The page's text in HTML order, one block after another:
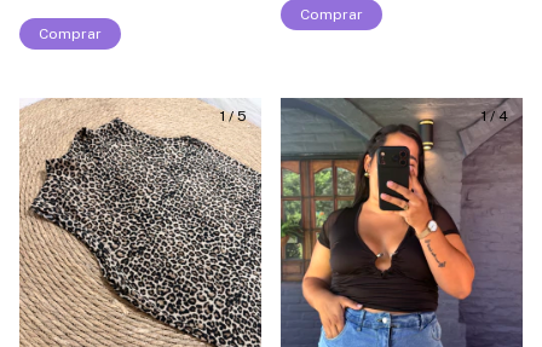
Comprar
Comprar
1/5 1/ 4